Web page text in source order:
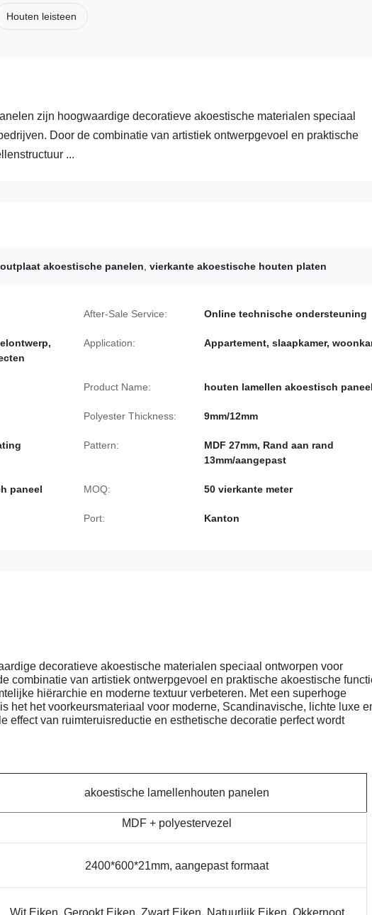
Houten leisteen
zijn hoogwaardige decoratieve akoestische materialen speciaal
Door de combinatie van artistiek ontwerpgevoel en praktische
...
akoestische panelen vierkante akoestische houten platen
After-Sale Service: Online technische ondersteuning
Application: Appartement, slaapkamer,
Product Name: houten lamellen akoestisch
Polyester Thickness: 9mm/12mm
Pattern:
MDF 27mm, Rand aan rand
13mm/aangepast
paneel MOQ: 50 vierkante meter
Port: Kanton
decoratieve akoestische materialen speciaal ontworpen voor
combinatie van artistiek ontwerpgevoel en praktische akoestische
hiërarchie en moderne textuur verbeteren. Met een superhoge
het het voorkeursmateriaal voor moderne, Scandinavische, lichte luxe
effect van ruimteruisreductie en esthetische decoratie perfect wordt
akoestische lamellenhouten panelen
MDF + polyestervezel
2400*600*21mm, aangepast formaat